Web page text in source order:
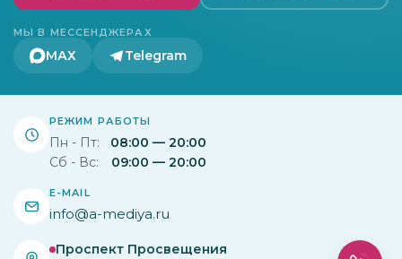
МЫ В МЕССЕНДЖЕРАХ
МАХ Telegram
РЕЖИМ РАБОТЫ
Пн - Пт:
08:00 — 20:00
Сб - Вс:
09:00 — 20:00
E-MAIL
info@a-mediya.ru
Проспект Просвещения